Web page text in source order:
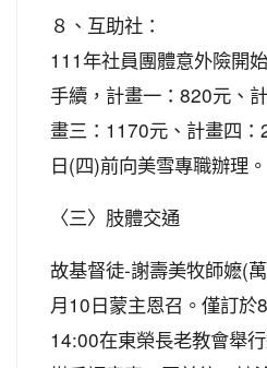
８、互助社：
111年社員團體意外險開
手續，計畫一：820元、
畫三：1170元、計畫四
日(四)前向美雪專職辦理。
〈三〉肢體交通
故基督徒-謝壽美牧師嬷(
月10日蒙主恩召。僅訂於
14:00在東榮長老教會舉